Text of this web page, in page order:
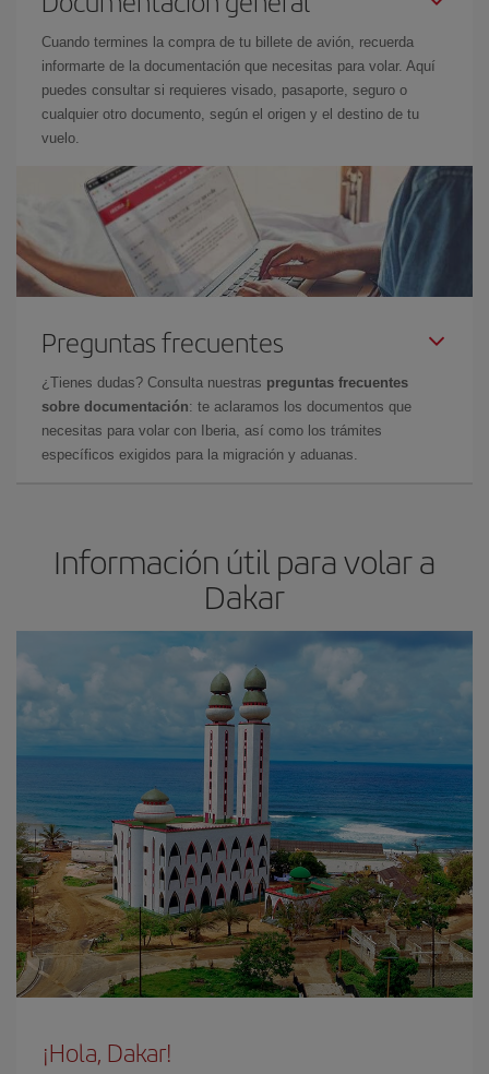
Cuando termines la compra de tu billete de avión, recuerda
informarte de la documentación que necesitas para volar. Aquí
puedes consultar si requieres visado, pasaporte, seguro o
cualquier otro documento, según el origen y el destino de tu
vuelo.
Preguntas frecuentes
¿Tienes dudas? Consulta nuestras preguntas frecuentes
sobre documentación: te aclaramos los documentos que
necesitas para volar con Iberia, así como los trámites
específicos exigidos para la migración y aduanas.
Información útil para volar a
Dakar
¡Hola, Dakar!